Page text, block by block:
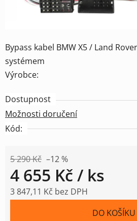
Bypass kabel BMW X5 / Land
systémem
Výrobce:
Dostupnost
Možnosti doručení
Kód:
5 290 Kč –12 %
4 655 Kč / ks
3 847,11 Kč bez DPH
DO KOŠÍKU